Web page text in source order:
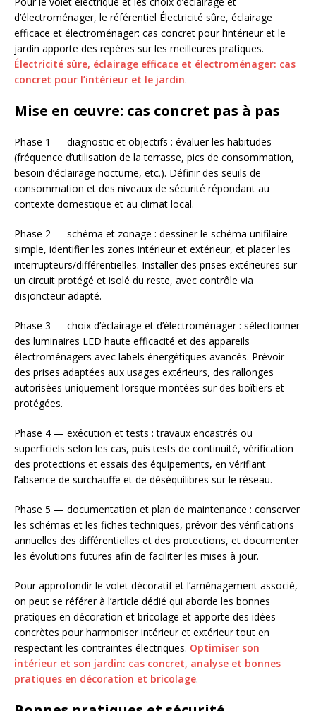
d’électroménager, le référentiel Électricité sûre, éclairage
efficace et électroménager: cas concret pour l’intérieur et le
jardin apporte des repères sur les meilleures pratiques.
Électricité sûre, éclairage efficace et électroménager: cas
concret pour l’intérieur et le jardin.
Mise en œuvre: cas concret pas à pas
Phase 1 — diagnostic et objectifs : évaluer les habitudes
(fréquence d’utilisation de la terrasse, pics de consommation,
besoin d’éclairage nocturne, etc.). Définir des seuils de
consommation et des niveaux de sécurité répondant au
contexte domestique et au climat local.
Phase 2 — schéma et zonage : dessiner le schéma unifilaire
simple, identifier les zones intérieur et extérieur, et placer les
interrupteurs/différentielles. Installer des prises extérieures sur
un circuit protégé et isolé du reste, avec contrôle via
disjoncteur adapté.
Phase 3 — choix d’éclairage et d’électroménager : sélectionner
des luminaires LED haute efficacité et des appareils
électroménagers avec labels énergétiques avancés. Prévoir
des prises adaptées aux usages extérieurs, des rallonges
autorisées uniquement lorsque montées sur des boîtiers et
protégées.
Phase 4 — exécution et tests : travaux encastrés ou
superficiels selon les cas, puis tests de continuité, vérification
des protections et essais des équipements, en vérifiant
l’absence de surchauffe et de déséquilibres sur le réseau.
Phase 5 — documentation et plan de maintenance : conserver
les schémas et les fiches techniques, prévoir des vérifications
annuelles des différentielles et des protections, et documenter
les évolutions futures afin de faciliter les mises à jour.
Pour approfondir le volet décoratif et l’aménagement associé,
on peut se référer à l’article dédié qui aborde les bonnes
pratiques en décoration et bricolage et apporte des idées
concrètes pour harmoniser intérieur et extérieur tout en
respectant les contraintes électriques. Optimiser son
intérieur et son jardin: cas concret, analyse et bonnes
pratiques en décoration et bricolage.